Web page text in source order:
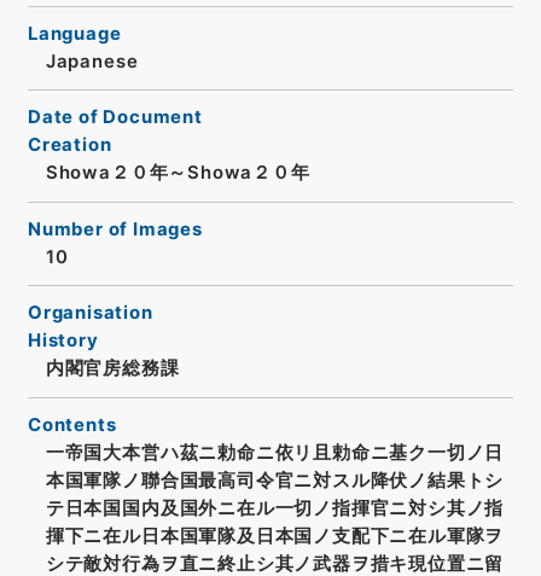
Language
Japanese
Date of Document
Creation
Showa２０年～Showa２０年
Number of Images
10
Organisation
History
内閣官房総務課
Contents
一帝国大本営ハ茲ニ勅命ニ依リ且勅命ニ基ク一切ノ日
本国軍隊ノ聯合国最高司令官ニ対スル降伏ノ結果トシ
テ日本国国内及国外ニ在ル一切ノ指揮官ニ対シ其ノ指
揮下ニ在ル日本国軍隊及日本国ノ支配下ニ在ル軍隊ヲ
シテ敵対行為ヲ直ニ終止シ其ノ武器ヲ措キ現位置ニ留